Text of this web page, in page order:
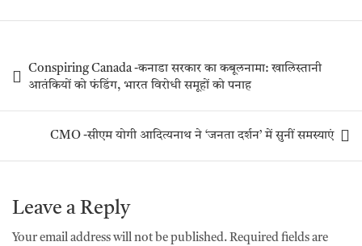
Conspiring Canada -कनाडा सरकार का कबूलनामा: खालिस्तानी
आतंकियों को फंडिंग, भारत विरोधी समूहों को पनाह
CMO -सीएम योगी आदित्यनाथ ने ‘जनता दर्शन’ में सुनीं समस्याएं
Leave a Reply
Your email address will not be published. Required fields are